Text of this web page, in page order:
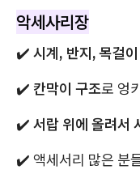
악세사리장
✔️ 시계, 반지, 목걸이
✔️ 칸막이 구조로 엉
✔️ 서랍 위에 올려서
✔️ 액세서리 많은 분